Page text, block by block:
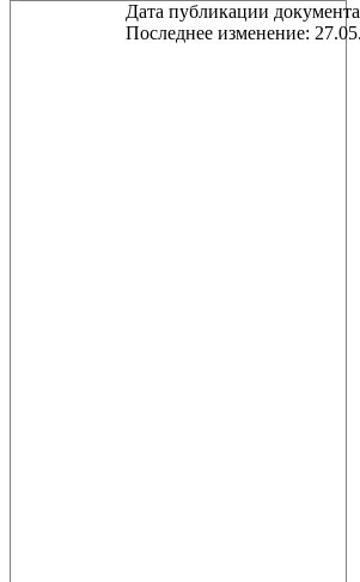
Дата публикации
Последнее изменение: